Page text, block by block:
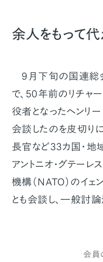
余人をもって
9月下旬の国連総
で、50年前のリチャ
役者となったヘンリ
会談したのを皮切り
長官など33カ国・地
アントニオ・グテー
機構（NATO）のイェ
とも会談し、一般討
会員